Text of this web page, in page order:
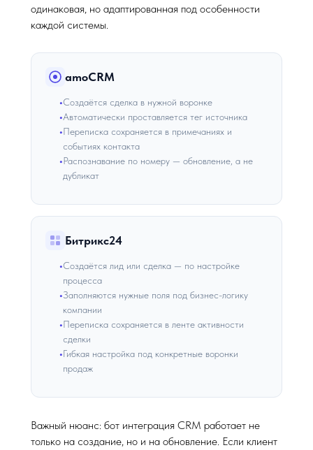
одинаковая, но адаптированная под особенности
каждой системы.
amoCRM
Создаётся сделка в нужной воронке
Автоматически проставляется тег источника
Переписка сохраняется в примечаниях и
событиях контакта
Распознавание по номеру — обновление, а не
дубликат
Битрикс24
Создаётся лид или сделка — по настройке
процесса
Заполняются нужные поля под бизнес-логику
компании
Переписка сохраняется в ленте активности
сделки
Гибкая настройка под конкретные воронки
продаж
Важный нюанс: бот интеграция CRM работает не
только на создание, но и на обновление. Если клиент